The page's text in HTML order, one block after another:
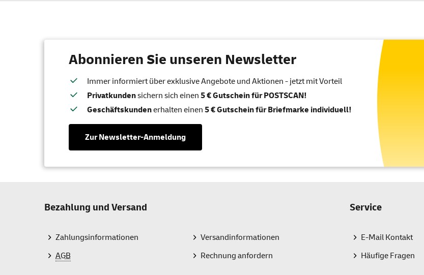
Abonnieren Sie unseren Newsletter
Immer informiert über exklusive Angebote und Aktionen - jetzt mit Vorteil
Privatkundensichern sich einen 5 € Gutschein für POSTSCAN!
Geschäftskundenerhalten einen 5 € Gutschein für Briefmarke individuell!
Zur Newsletter-Anmeldung
Bezahlung und Versand
Zahlungsinformationen
AGB
Versandinformationen
Rechnung anfordern
Service
E-Mail Kontakt
Häufige Fragen